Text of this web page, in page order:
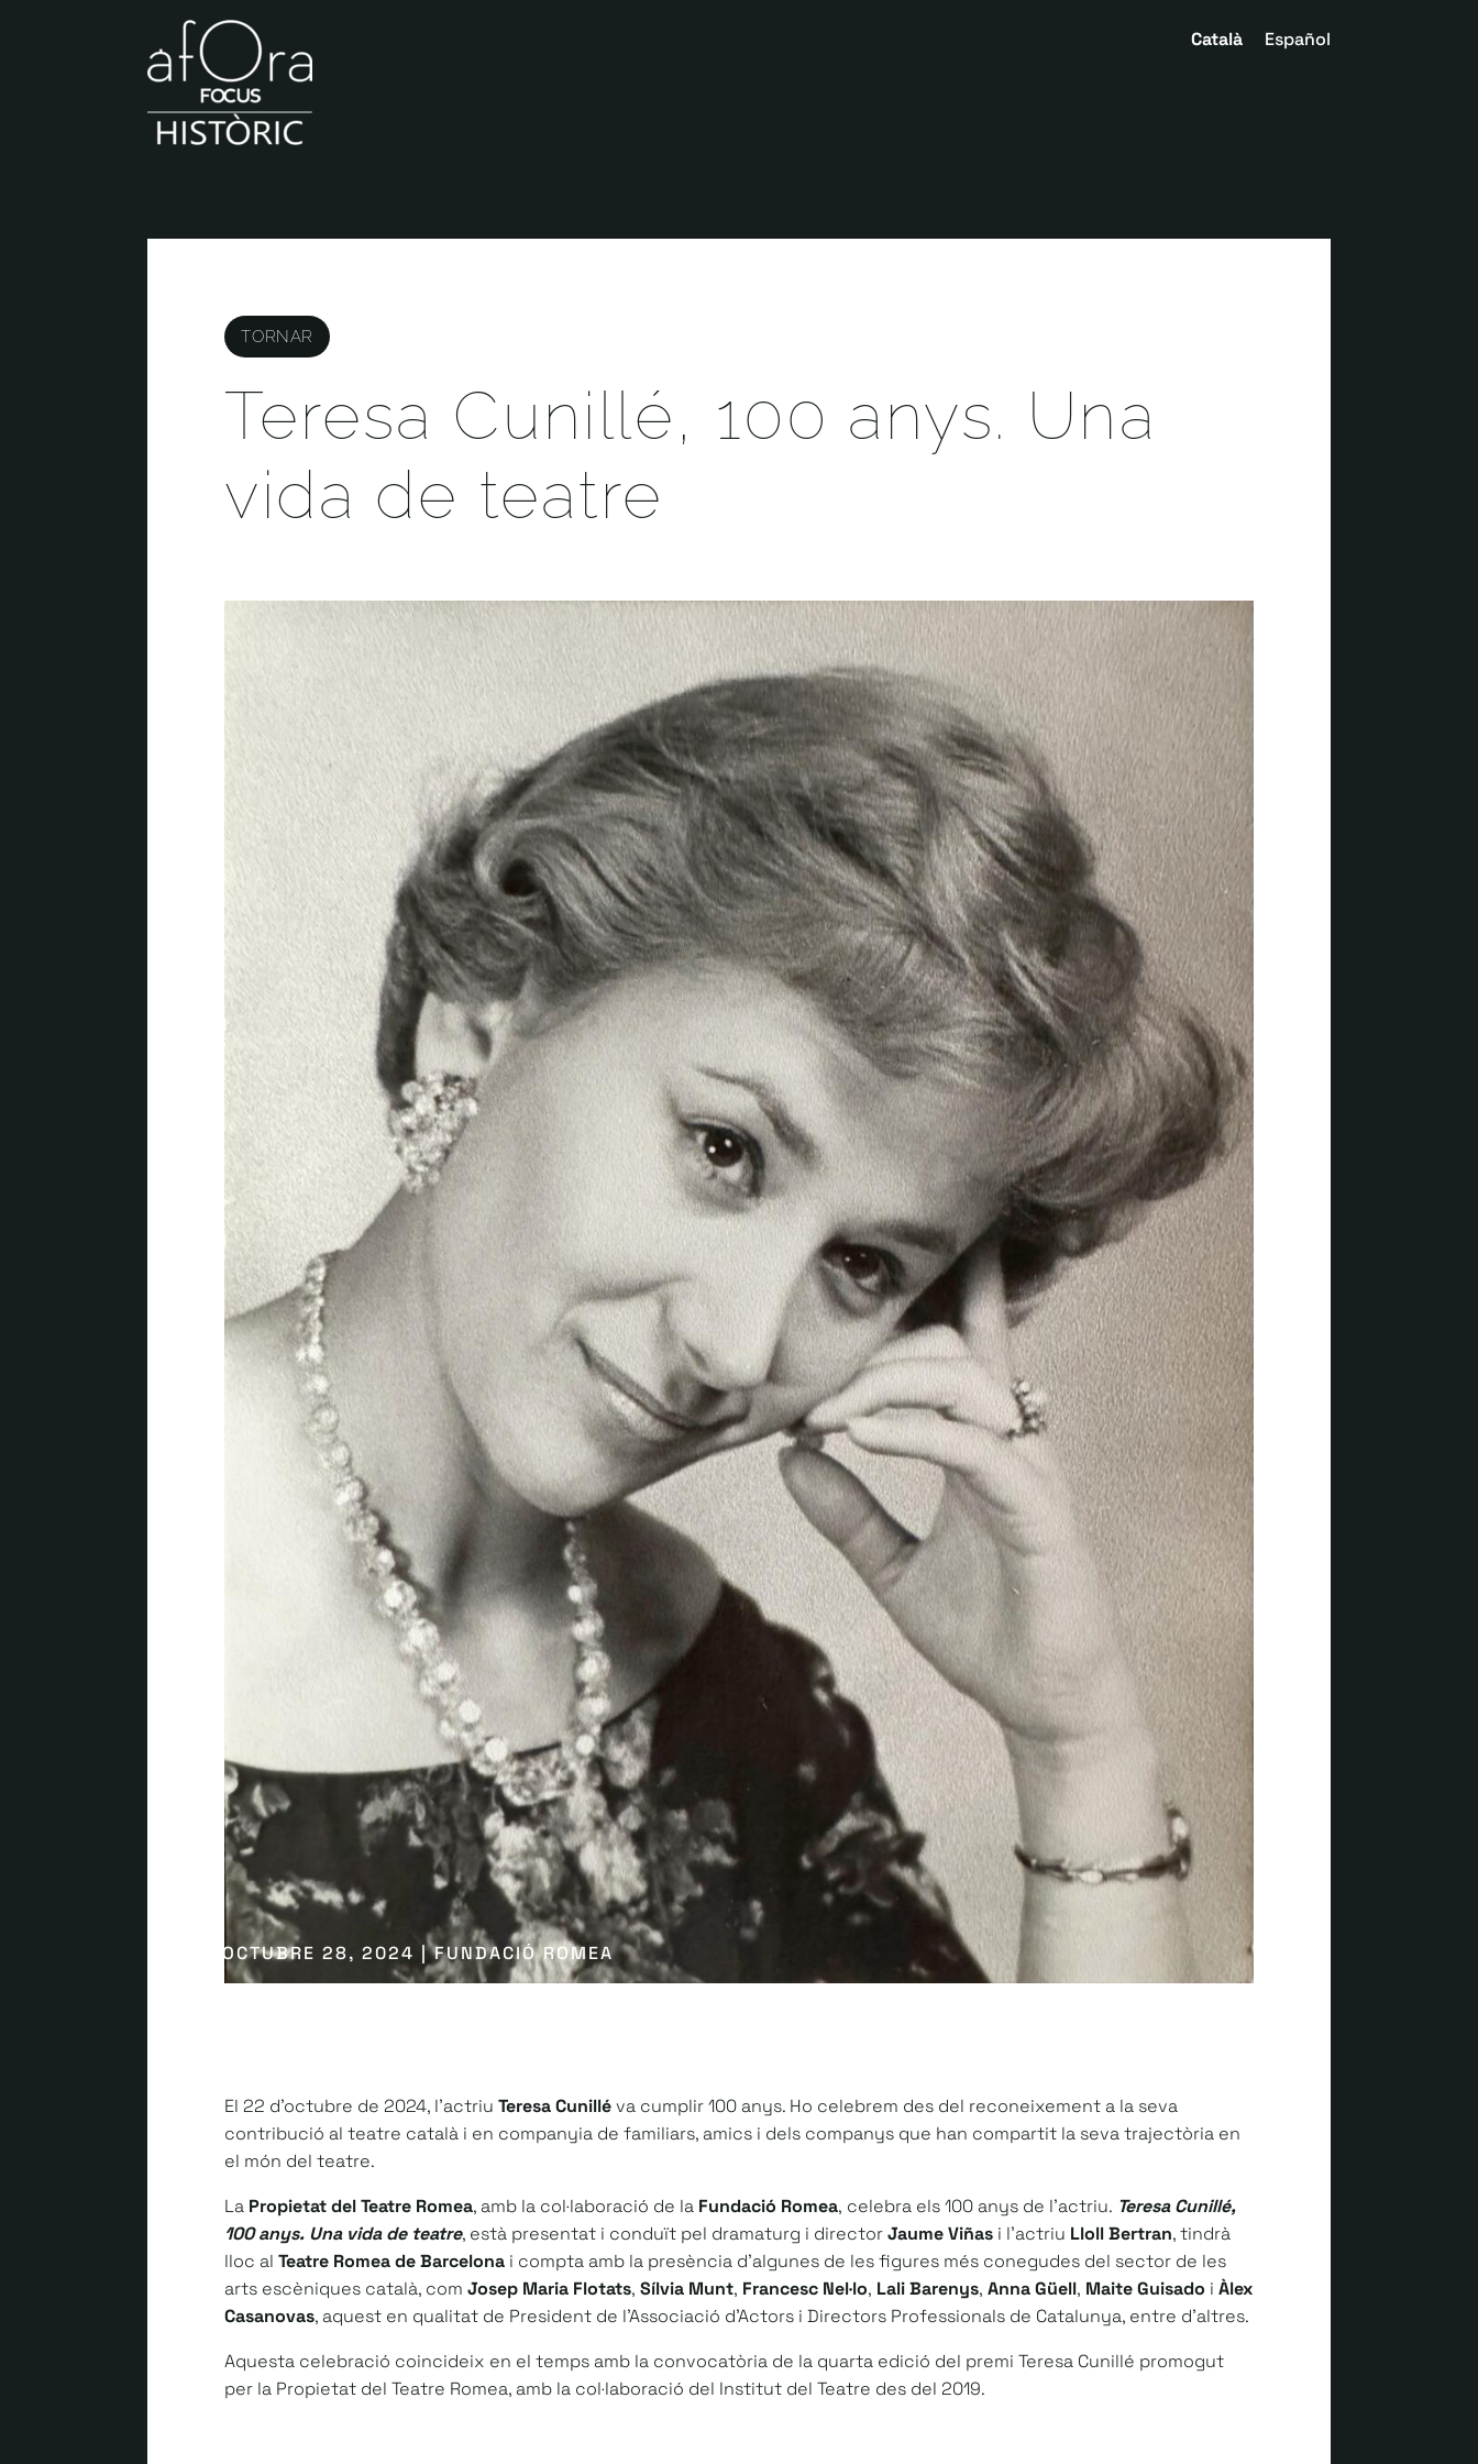
Català Español
TORNAR
Teresa Cunillé, 100 anys. Una
vida de teatre
OCTUBRE 28, 2024 | FUNDACIÓ ROMEA
El 22 d’octubre de 2024, l’actriuTeresa Cunilléva cumplir 100 anys. Ho celebrem des del reconeixement a la seva
contribució al teatre català i en companyia de familiars, amics i dels companys que han compartit la seva trajectòria en
el món del teatre.
La Propietat del Teatre Romea, amb la col·laboració de la Fundació Romea, celebra els 100 anys de l’actriu. Teresa Cunillé,
100 anys. Una vida de teatre, està presentat i conduït pel dramaturg i directorJaume Viñas i l’actriu Lloll Bertran, tindrà
lloc alTeatre Romea de Barcelona i compta amb la presència d’algunes de les figures més conegudes del sector de les
arts escèniques català, comJosep Maria Flotats,Sílvia Munt, Francesc Nel·lo, Lali Barenys, Anna Güell, Maite Guisado iÀlex
Casanovas, aquest en qualitat de President de l’Associació d’Actors i Directors Professionals de Catalunya, entre d’altres.
Aquesta celebració coincideix en el temps amb la convocatòria de la quarta edició del premi Teresa Cunillé promogut
per la Propietat del Teatre Romea, amb la col·laboració del Institut del Teatre des del 2019.